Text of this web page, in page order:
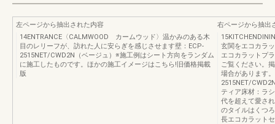
左ページから抽出された内容
14ENTRANCE〈CALMWOOD カームウッド〉温かみのある木
目のレリーフが、訪れた人に安らぎを感じさせます壁：ECP-
2515NET/CWD2N（ベージュ）※施工例はシート方向をランダム
に施工したものです。ほかの施工イメージはこちら!旧価格掲載
版
右ページから抽出
玄関をエコカラ
エコカラットプ
ご覧ください。
場合があります
2515NET/
ティア床材：ラ
代を超えて愛さ
のタイルはくつ
長エコカラット